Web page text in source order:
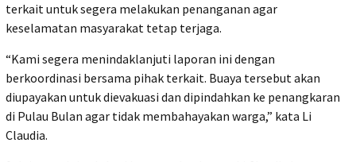
terkait untuk segera melakukan penanganan agar
keselamatan masyarakat tetap terjaga.
“Kami segera menindaklanjuti laporan ini dengan
berkoordinasi bersama pihak terkait. Buaya tersebut akan
diupayakan untuk dievakuasi dan dipindahkan ke penangkaran
di Pulau Bulan agar tidak membahayakan warga,” kata Li
Claudia.